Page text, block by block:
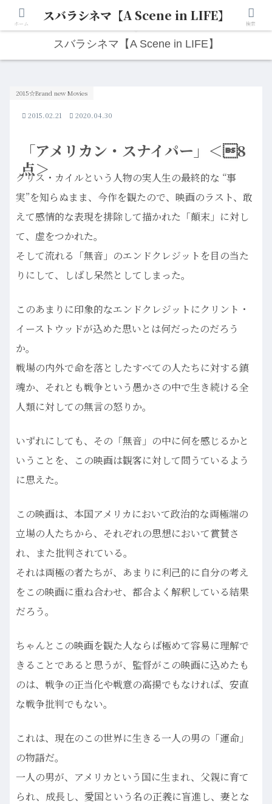
人生は“ひとりごと”から始まる。映画と写真と日々のこと。
スバラシネマ【A Scene in LIFE】
「アメリカン・スナイパー」＜8
点＞
2015☆Brand new Movies
2015.02.21 2020.04.30
クリス・カイルという人物の実人生の最終的な “事
実”を知らぬまま、今作を観たので、映画のラスト、敢
えて感情的な表現を排除して描かれた「顛末」に対し
て、虚をつかれた。
そして流れる「無音」のエンドクレジットを目の当た
りにして、しばし呆然としてしまった。
このあまりに印象的なエンドクレジットにクリント・
イーストウッドが込めた思いとは何だったのだろう
か。
戦場の内外で命を落としたすべての人たちに対する鎮
魂か、それとも戦争という愚かさの中で生き続ける全
人類に対しての無言の怒りか。
いずれにしても、その「無音」の中に何を感じるかと
いうことを、この映画は観客に対して問うているよう
に思えた。
この映画は、本国アメリカにおいて政治的な両極端の
立場の人たちから、それぞれの思想において賞賛さ
れ、また批判されている。
それは両極の者たちが、あまりに利己的に自分の考え
をこの映画に重ね合わせ、都合よく解釈している結果
だろう。
ちゃんとこの映画を観た人ならば極めて容易に理解で
きることであると思うが、監督がこの映画に込めたも
のは、戦争の正当化や戦意の高揚でもなければ、安直
な戦争批判でもない。
これは、現在のこの世界に生きる一人の男の「運命」
の物語だ。
一人の男が、アメリカという国に生まれ、父親に育て
られ、成長し、愛国という名の正義に盲進し、妻とな
ホーム スバラシネマ【A Scene in LIFE】 検索